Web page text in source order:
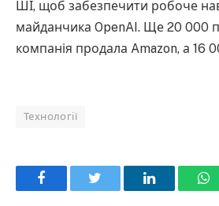
ШІ, щоб забезпечити робоче
майданчика OpenAI. Ще 20 000
компанія продала Amazon, а 16
Технології
Facebook LinkedIn